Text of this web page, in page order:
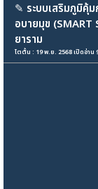
✎ ระบบเสริมภูมิคุ้
อบายมุข (SMART
ยาราม
ไตตั้น : 19 พ.ย. 2568 เปิดอ่าน